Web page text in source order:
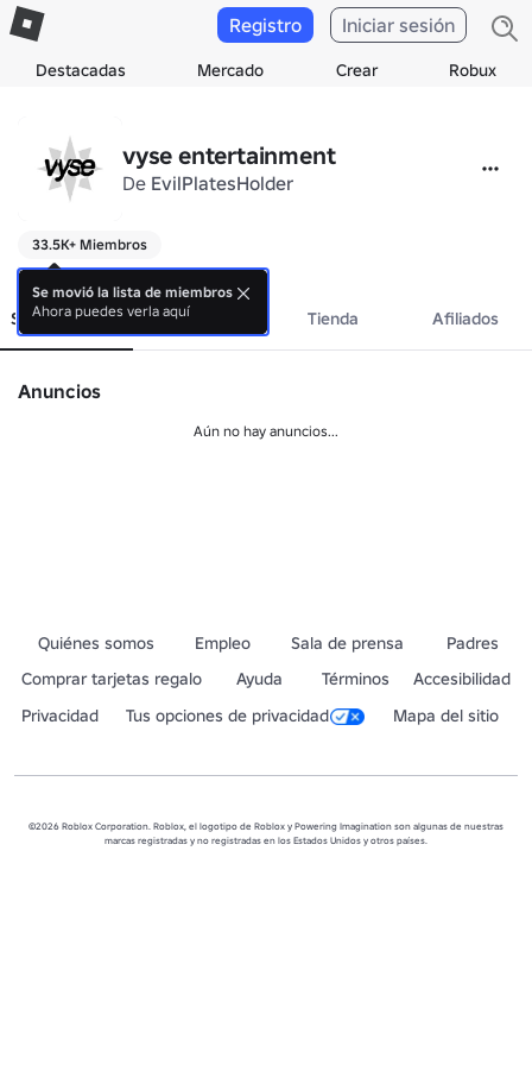
Destacadas Mercado Crear Robux
Registro Iniciar sesión
vyse entertainment
De EvilPlatesHolder
33.5K+ Miembros
vyse
Sobre el grupo Eventos Tienda Afiliados
Anuncios
Aún no hay anuncios...
Quiénes somos Empleo Sala de prensa
Padres
Comprar tarjetas regalo
Ayuda Términos
Accesibilidad
Privacidad
Tus opciones de privacidad Mapa del sitio
©2026 Roblox Corporation. Roblox, el logotipo de Roblox y Powering Imagination son algunas de nuestras
marcas registradas y no registradas en los Estados Unidos y otros países.
Se movió la lista de miembros
Ahora puedes verla aquí